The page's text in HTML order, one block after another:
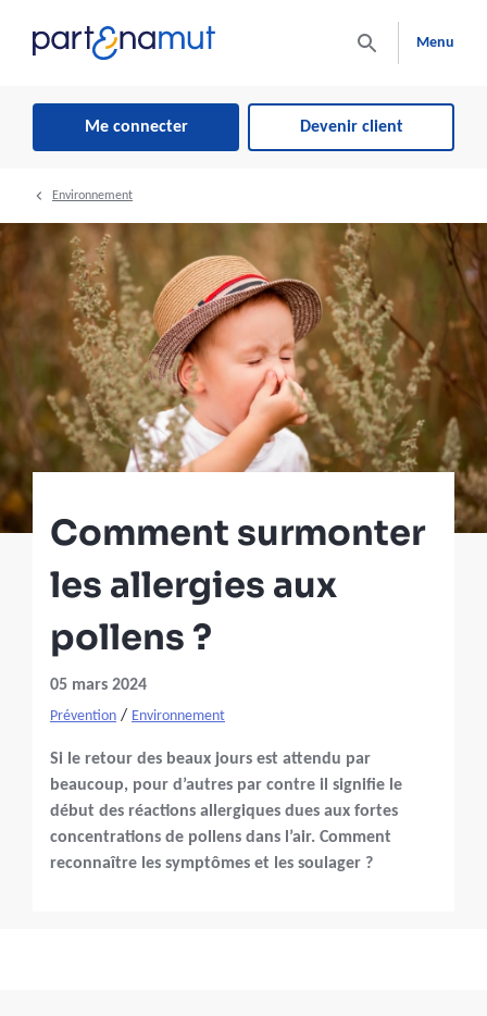
Menu
Me connecter Devenir client
Environnement
Comment surmonter
les allergies aux
pollens ?
05 mars 2024
Prévention / Environnement
Si le retour des beaux jours est attendu par
beaucoup, pour d’autres par contre il signifie le
début des réactions allergiques dues aux fortes
concentrations de pollens dans l’air. Comment
reconnaître les symptômes et les soulager ?